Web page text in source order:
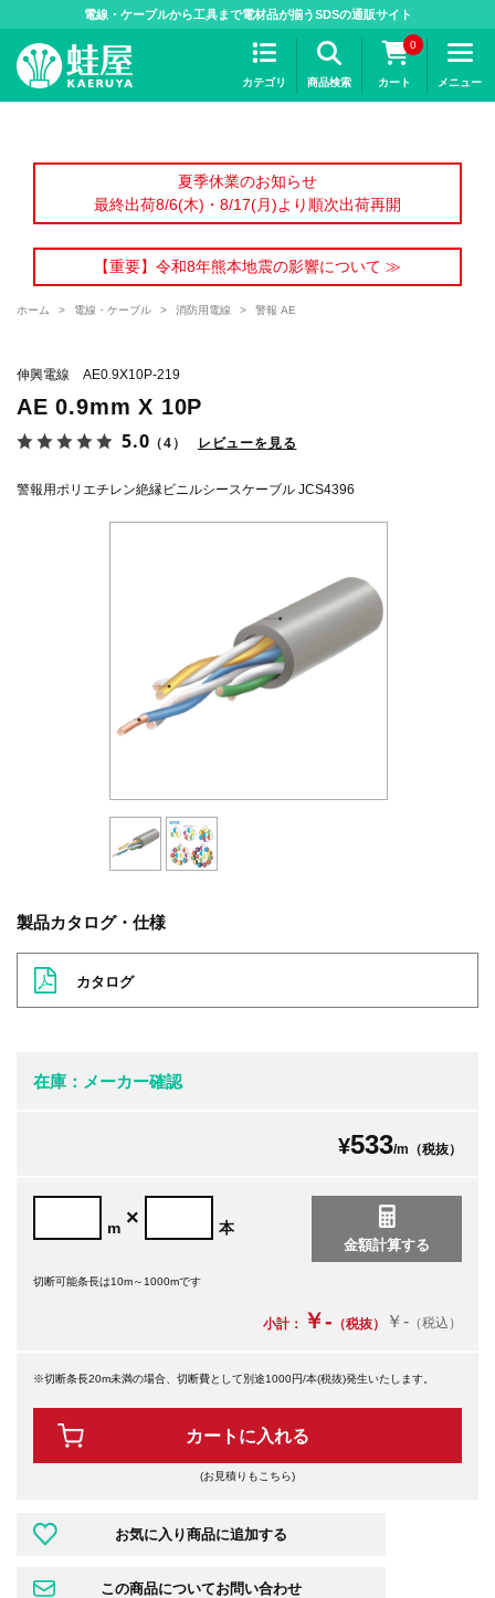
電線・ケーブルから工具まで電材品が揃うSDSの通販サイト
カテゴリ 商品検索
0
カート メニュー
夏季休業のお知らせ
最終出荷8/6(木)・8/17(月)より順次出荷再開
【重要】令和8年熊本地震の影響について ≫
ホーム > 電線・ケーブル > 消防用電線 > 警報 AE
伸興電線 AE0.9X10P-219
AE 0.9mm X 10P
5.0 （4） レビューを見る
警報用ポリエチレン絶縁ビニルシースケーブル JCS4396
製品カタログ・仕様
カタログ
在庫：メーカー確認
¥533/m（税抜）
m × 本
切断可能条長は10m～1000mです
小計： ￥- （税抜） ￥- （税込）
※切断条長20m未満の場合、切断費として別途1000円/本(税抜)発生いたします。
カートに入れる
(お見積りもこちら)